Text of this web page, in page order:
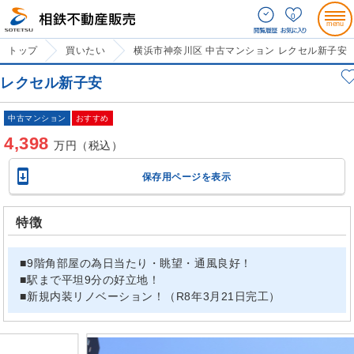
0
トップ 買いたい 横浜市神奈川区 中古マンション レクセル新子安
レクセル新子安
中古マンション おすすめ
4,398万円（税込）
 保存用ページを表示
特徴
■9階角部屋の為日当たり・眺望・通風良好！
■駅まで平坦9分の好立地！
■新規内装リノベーション！（R8年3月21日完工）